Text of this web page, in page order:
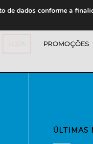
PROMOÇÕES
ÚLTIMAS
de dados conforme a